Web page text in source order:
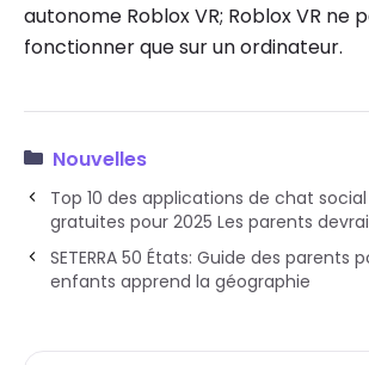
autonome Roblox VR; Roblox VR ne
fonctionner que sur un ordinateur.
Nouvelles
Top 10 des applications de chat
gratuites pour 2025 Les parents
SETERRA 50 États: Guide des parents
enfants apprend la géographie